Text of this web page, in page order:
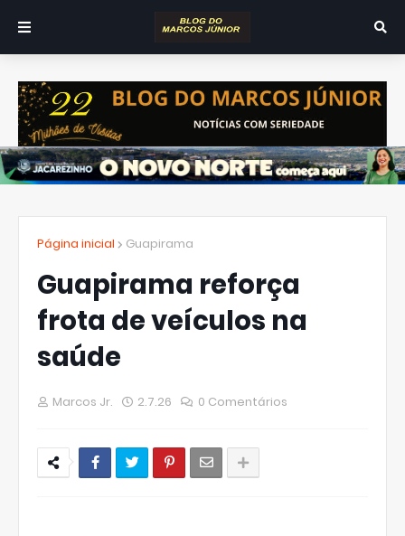
Página inicial Guapirama
Guapirama reforça
frota de veículos na
saúde
Marcos Jr. 2.7.26 0 Comentários